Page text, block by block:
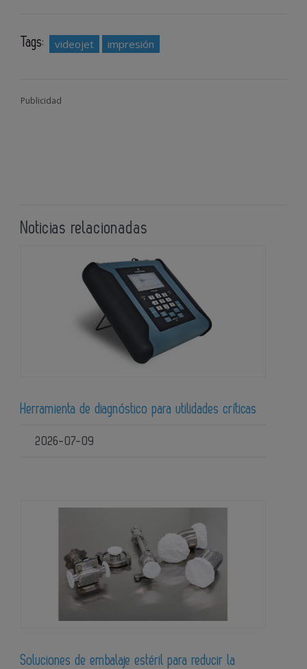
Tags: videojet impresión
Publicidad
Noticias relacionadas
Herramienta de diagnóstico para utilidades críticas
2026-07-09
Soluciones de embalaje estéril para reducir la